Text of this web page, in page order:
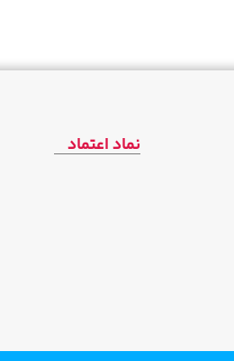
نماد اعتماد